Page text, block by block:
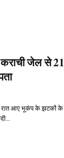
जेल से
रात आए भूकंप के झटकों के